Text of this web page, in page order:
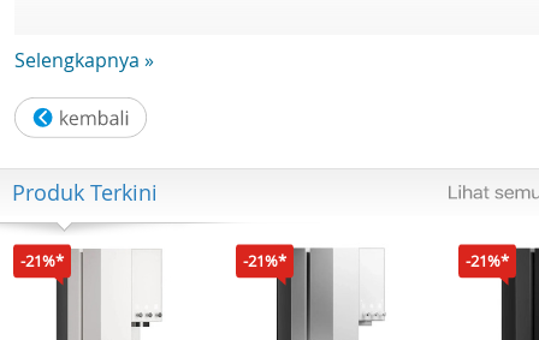
Refresh Rate(hz) : 144
Sync : AMD FreeSync & G-SYNC Compatible
Connectivity : HDMI 2.0 x2 + DP 1.4 x1 + USB-A x2 + USB-B
+ USB-C (90W) x1
Speaker : Yes (2 x 10W)
Audio port : 1x 3.5mm Audio Out
VESA mounting (mm) : 100 x 100
Selengkapnya »
Produk Terkini
-21%* -21%* -21%*